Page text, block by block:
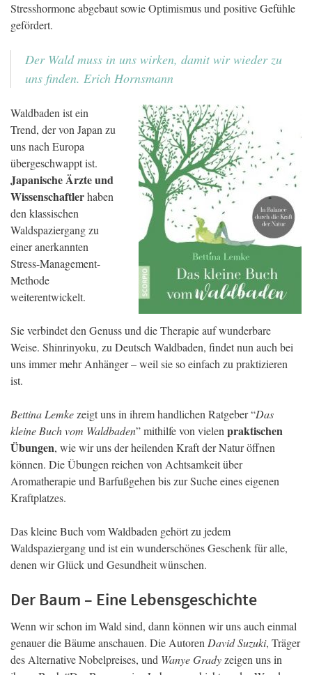
Stresshormone abgebaut sowie Optimismus und positive Gefühle
gefördert.
Der Wald muss in uns wirken, damit wir wieder zu
uns finden. Erich Hornsmann
Waldbaden ist ein
Trend, der von Japan zu
uns nach Europa
übergeschwappt ist.
Japanische Ärzte und
Wissenschaftlerhaben
den klassischen
Waldspaziergang zu
einer anerkannten
Stress-Management-
Methode
weiterentwickelt.
Sie verbindet den Genuss und die Therapie auf wunderbare
Weise. Shinrinyoku, zu Deutsch Waldbaden, findet nun auch bei
uns immer mehr Anhänger – weil sie so einfach zu praktizieren
ist.
Bettina Lemkezeigt uns in ihrem handlichen Ratgeber “Das
kleine Buch vom Waldbaden” mithilfe von vielen praktischen
Übungen, wie wir uns der heilenden Kraft der Natur öffnen
können. Die Übungen reichen von Achtsamkeit über
Aromatherapie und Barfußgehen bis zur Suche eines eigenen
Kraftplatzes.
Das kleine Buch vom Waldbaden gehört zu jedem
Waldspaziergang und ist ein wunderschönes Geschenk für alle,
denen wir Glück und Gesundheit wünschen.
Der Baum – Eine Lebensgeschichte
Wenn wir schon im Wald sind, dann können wir uns auch einmal
genauer die Bäume anschauen. Die Autoren David Suzuki, Träger
des Alternative Nobelpreises, und Wanye Gradyzeigen uns in